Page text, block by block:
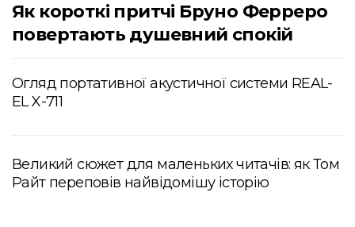
Як короткі притчі Бруно Ферреро
повертають душевний спокій
Огляд портативної акустичної системи REAL-
EL X-711
Великий сюжет для маленьких читачів: як Том
Райт переповів найвідомішу історію